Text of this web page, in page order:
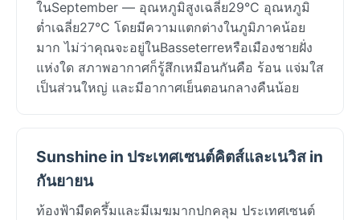
ในSeptember — อุณหภูมิสูงเฉลี่ย29°C อุณหภูมิ
ต่ำเฉลี่ย27°C โดยมีความแตกต่างในภูมิภาคน้อย
มาก ไม่ว่าคุณจะอยู่ในBasseterreหรือเมืองชายฝั่ง
แห่งใด สภาพอากาศก็รู้สึกเหมือนกันคือ ร้อน แจ่มใส
เป็นส่วนใหญ่ และมีอากาศเย็นตอนกลางคืนน้อย
Sunshine in ประเทศเซนต์คิตส์และเนวิส in
กันยายน
ท้องฟ้ามืดครึ้มและมีเมฆมากปกคลุม ประเทศเซนต์